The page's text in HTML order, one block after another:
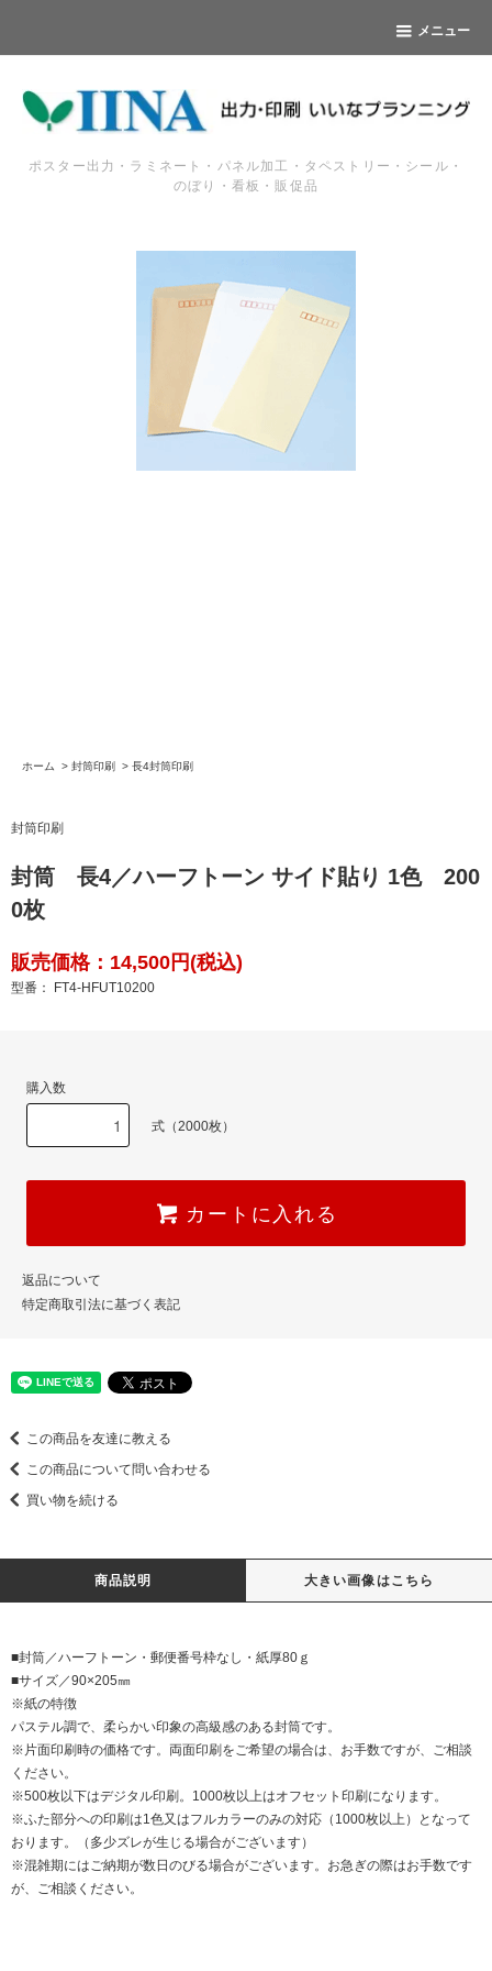
メニュー
ポスター出力・ラミネート・パネル加工・タペストリー・シール・
のぼり・看板・販促品
ホーム > 封筒印刷 > 長4封筒印刷
封筒印刷
封筒 長4／ハーフトーン サイド貼り 1色 200
0枚
販売価格：14,500円(税込)
型番： FT4-HFUT10200
購入数
式（2000枚）
カートに入れる
返品について
特定商取引法に基づく表記
この商品を友達に教える
この商品について問い合わせる
買い物を続ける
商品説明 大きい画像はこちら
■封筒／ハーフトーン・郵便番号枠なし・紙厚80ｇ
■サイズ／90×205㎜
※紙の特徴
パステル調で、柔らかい印象の高級感のある封筒です。
※片面印刷時の価格です。両面印刷をご希望の場合は、お手数ですが、ご相談
ください。
※500枚以下はデジタル印刷。1000枚以上はオフセット印刷になります。
※ふた部分への印刷は1色又はフルカラーのみの対応（1000枚以上）となって
おります。（多少ズレが生じる場合がございます）
※混雑期にはご納期が数日のびる場合がございます。お急ぎの際はお手数です
が、ご相談ください。